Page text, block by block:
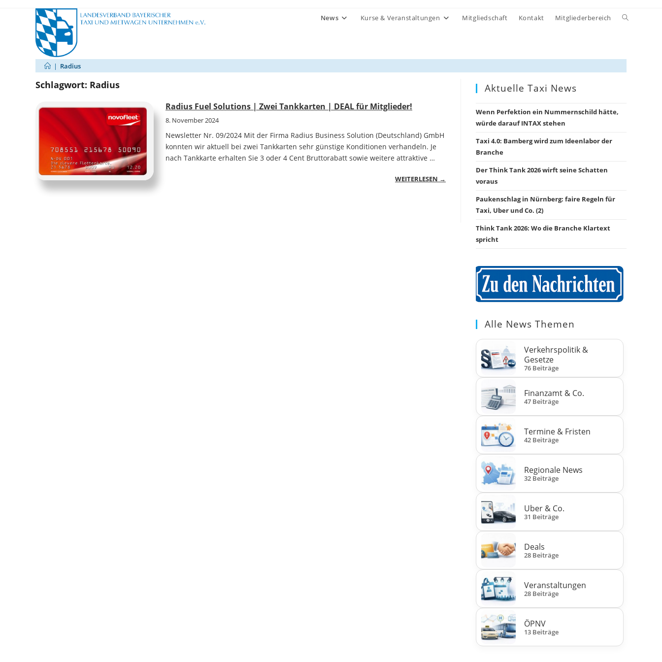
News Kurse & Veranstaltungen Mitgliedschaft Kontakt Mitgliederbereich
Website-
| Radius
Schlagwort: Radius
Radius Fuel Solutions | Zwei Tankkarten | DEAL für Mitglieder!
8. November 2024
Newsletter Nr. 09/2024 Mit der Firma Radius Business Solution (Deutschland) GmbH
konnten wir aktuell bei zwei Tankkarten sehr günstige Konditionen verhandeln. Je
nach Tankkarte erhalten Sie 3 oder 4 Cent Bruttorabatt sowie weitere attraktive …
WEITERLESEN →
Aktuelle Taxi News
Wenn Perfektion ein Nummernschild hätte,
würde darauf INTAX stehen
Taxi 4.0: Bamberg wird zum Ideenlabor der
Branche
Der Think Tank 2026 wirft seine Schatten
voraus
Paukenschlag in Nürnberg: faire Regeln für
Taxi, Uber und Co. (2)
Think Tank 2026: Wo die Branche Klartext
spricht
Alle News Themen
Verkehrspolitik &
Gesetze
76 Beiträge
Finanzamt & Co.
47 Beiträge
Termine & Fristen
42 Beiträge
Regionale News
32 Beiträge
Uber & Co.
31 Beiträge
Deals
28 Beiträge
Veranstaltungen
28 Beiträge
ÖPNV
13 Beiträge